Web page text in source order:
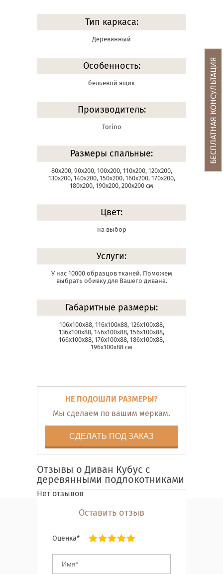
Тип каркаса:
Деревянный
Особенность:
бельевой ящик
Производитель:
Torino
Размеры спальные:
80х200, 90х200, 100х200, 110х200, 120х200,
130х200, 140х200, 150х200, 160х200, 170х200,
180х200, 190х200, 200х200 см
Цвет:
на выбор
Услуги:
У нас 10000 образцов тканей. Поможем
выбрать обивку для Вашего дивана.
Габаритные размеры:
106х100х88, 116х100х88, 126х100х88,
136х100х88, 146х100х88, 156х100х88,
166х100х88, 176х100х88, 186х100х88,
196х100х88 см
НЕ ПОДОШЛИ РАЗМЕРЫ?
Мы сделаем по вашим меркам.
СДЕЛАТЬ ПОД ЗАКАЗ
Отзывы о Диван Кубус с
деревянными подлокотниками
Нет отзывов
Оставить отзыв
Оценка*
БЕСПЛАТНАЯ КОНСУЛЬТАЦИЯ